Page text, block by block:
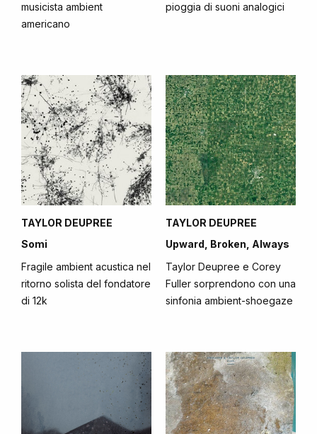
musicista ambient
americano
pioggia di suoni analogici
TAYLOR DEUPREE
Somi
Fragile ambient acustica nel
ritorno solista del fondatore
di 12k
TAYLOR DEUPREE
Upward, Broken, Always
Taylor Deupree e Corey
Fuller sorprendono con una
sinfonia ambient-shoegaze